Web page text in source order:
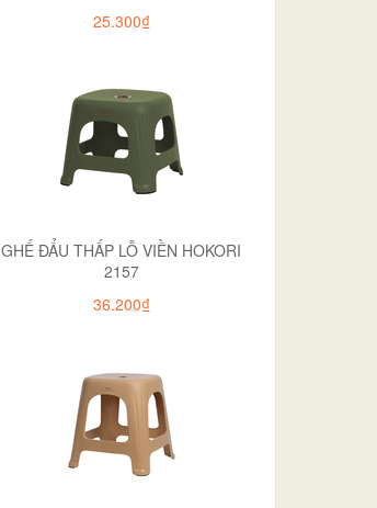
25.300₫
GHẾ ĐẨU THẤP LỖ VIỀN HOKORI
2157
36.200₫